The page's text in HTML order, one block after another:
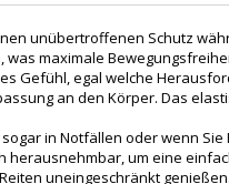
unübertroffenen Schutz
was maximale
Gefühl, egal welche
an den Körper. Das
in Notfällen oder wenn
um eine
uneingeschränkt